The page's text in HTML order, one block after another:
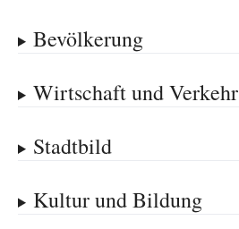
Bevölkerung
Wirtschaft und Verkehr
Stadtbild
Kultur und Bildung